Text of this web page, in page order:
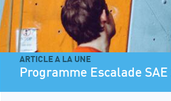
ARTICLE A LA UNE
Programme Escalade